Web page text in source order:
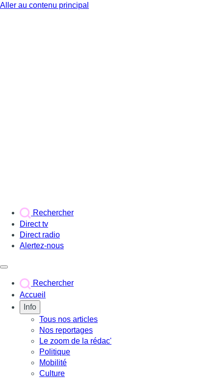
Aller au contenu principal
Rechercher
Direct tv
Direct radio
Alertez-nous
Rechercher
Accueil
Info
Tous nos articles
Nos reportages
Le zoom de la rédac'
Politique
Mobilité
Culture